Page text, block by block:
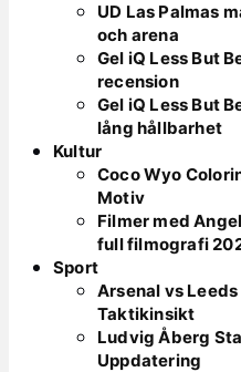
UD Las Palmas
och arena
Gel iQ Less But
recension
Gel iQ Less But
lång hållbarhet
Kultur
Coco Wyo
Motiv
Filmer med
full filmografi
Sport
Arsenal vs
Taktikinsikt
Ludvig Åberg
Uppdatering